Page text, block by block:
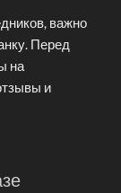
важно
Перед
на
и